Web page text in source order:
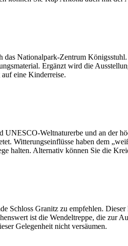
Nationalpark-Zentrum
Ergänzt wird die
eine Kinderreise.
Weltnaturerbe und an der
Witterungseinflüsse haben dem
halten. Alternativ können Sie die
Schloss Granitz zu empfehlen.
ist die Wendeltreppe, die zur
Gelegenheit nicht versäumen.